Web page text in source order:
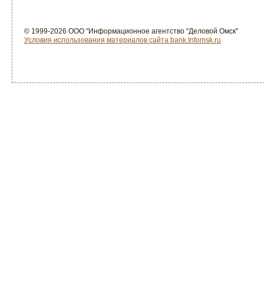
© 1999-2026 ООО "Информационное агентство "Деловой Омск"
Условия использования материалов сайта bank.Infomsk.ru